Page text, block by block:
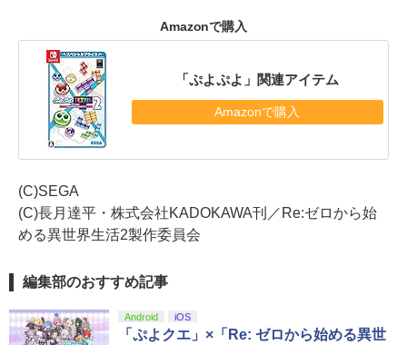
Amazonで購入
「ぷよぷよ」関連アイテム
Amazonで購入
(C)SEGA
(C)長月達平・株式会社KADOKAWA刊／Re:ゼロから始
める異世界生活2製作委員会
編集部のおすすめ記事
Android iOS
「ぷよクエ」×「Re: ゼロから始める異世